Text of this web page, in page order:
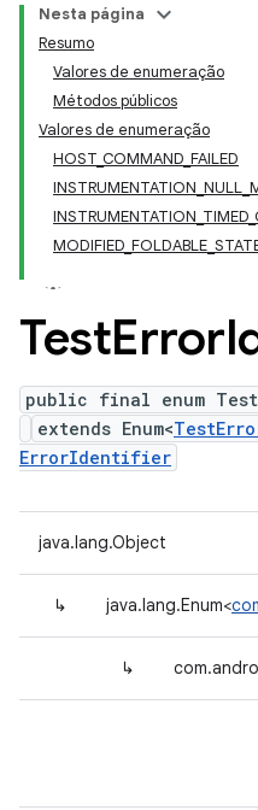
Nesta página
Resumo
Valores de enumeração
Métodos públicos
Valores de enumeração
HOST_COMMAND_FAILED
TestError
public final enum
extends Enum<
ErrorIdentifier
java.lang.Object
↳ java.lang.Enum<
↳